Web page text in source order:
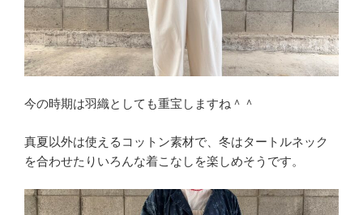
今の時期は羽織としても重宝しますね＾＾
真夏以外は使えるコットン素材で、冬はタートルネック
を合わせたりいろんな着こなしを楽しめそうです。